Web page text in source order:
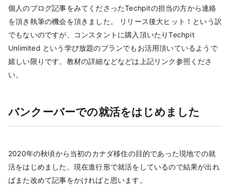
個人のブログ記事をみてくださったTechpitの担当の方から連絡
を頂き執筆の機会を頂きました。 リリース後大ヒット！という訳
でもないのですが、コンスタントに購入頂いたりTechpit
Unlimited という学び放題のプランでもお活用頂いているようで
嬉しい限りです。教材の詳細などなどは上記リンク参照くださ
い。
バンクーバーでの就活をはじめました
2020年の秋頃から当初のカナダ移住の目的であった現地での就
活をはじめました。現在進行形で就活をしているので結果が出れ
ばまた改めて記事をかければと思います。